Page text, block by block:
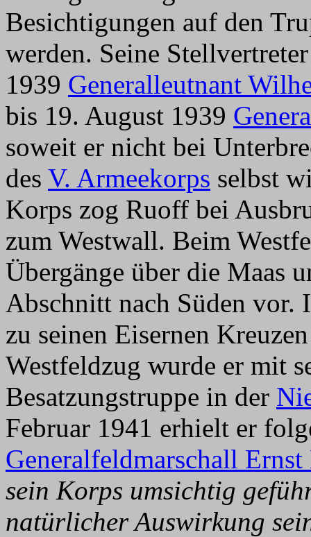
Besichtigungen auf den
werden. Seine
1939 Generalleutnant
bis 19. August 1939
soweit er nicht bei
des V. Armeekorps selbst
Korps zog Ruoff bei
zum Westwall. Beim
Übergänge über die Maas
Abschnitt nach Süden vor.
zu seinen Eisernen
Westfeldzug wurde er mit
Besatzungstruppe in der
Februar 1941 erhielt er
Generalfeldmarschall Ernst
sein Korps umsichtig
natürlicher Auswirkung